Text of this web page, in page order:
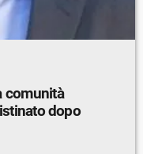
comunità
dopo